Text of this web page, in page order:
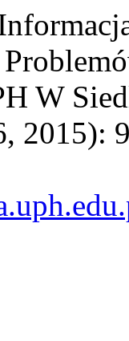
W
2015):